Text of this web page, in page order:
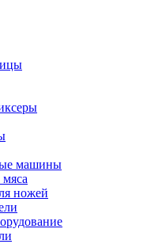
машины
ножей